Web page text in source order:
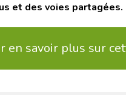
et des voies partagées.
en savoir plus sur